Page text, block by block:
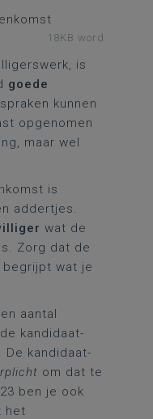
18KB word
is
goede
kunnen
opgenomen
maar wel
is
addertjes.
wat de
Zorg dat de
wat je
aantal
kandidaat-
kandidaat-
om dat te
ben je ook
het